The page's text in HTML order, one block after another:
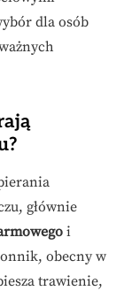
dla osób
głównie
i
obecny w
trawienie,